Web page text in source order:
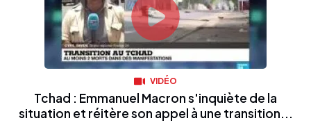
VIDÉO
Tchad : Emmanuel Macron s'inquiète de la
situation et réitère son appel à une transition...